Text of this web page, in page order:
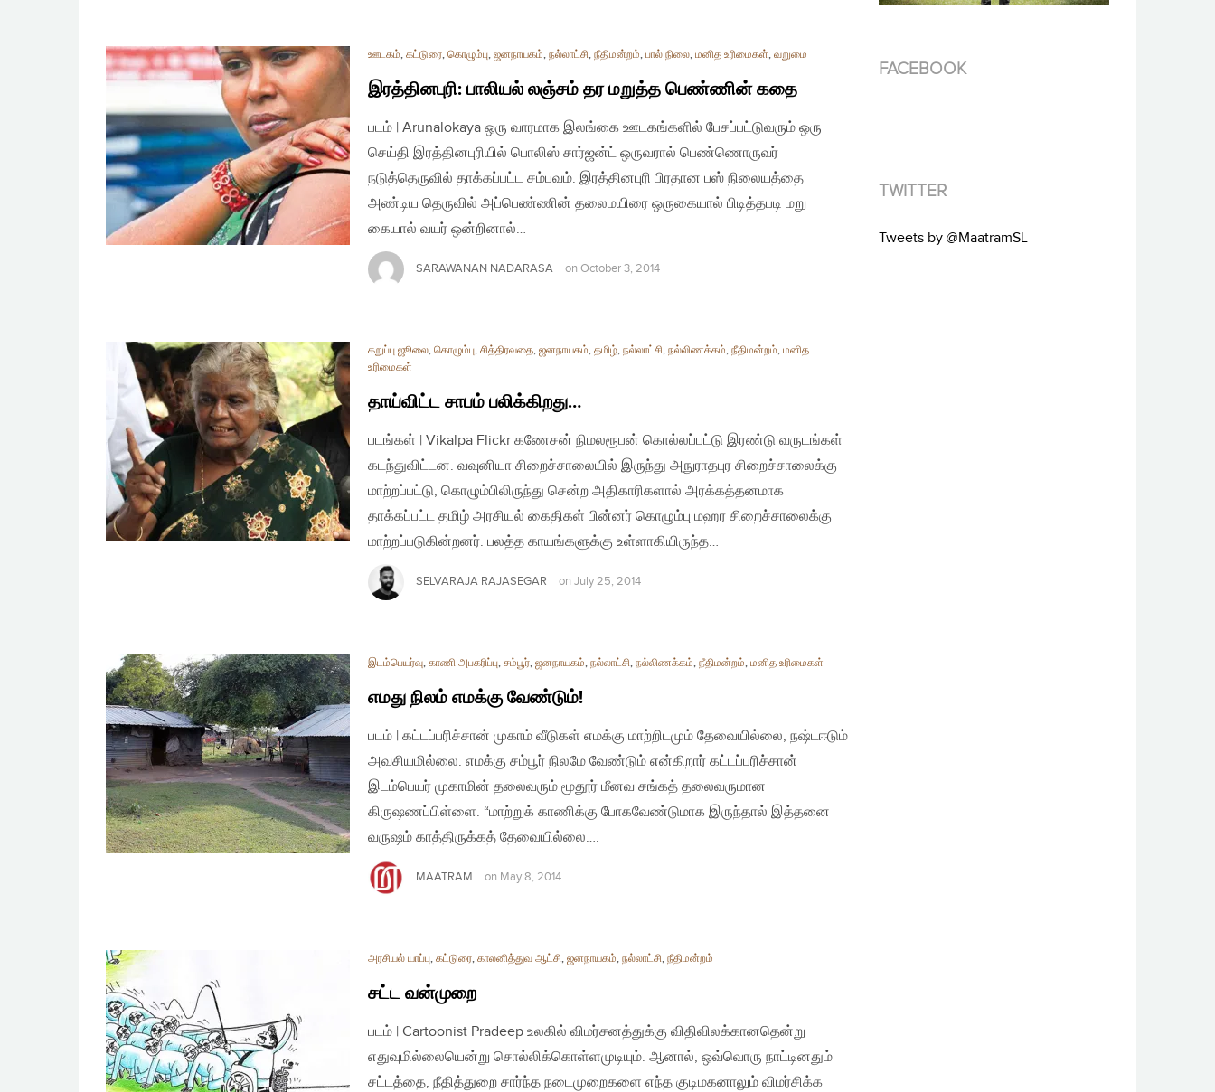
ஊடகம், கட்டுரை, கொழும்பு, ஜனநாயகம், நல்லாட்சி, நீதிமன்றம், பால் நிலை, மனித உரிமைகள், வறுமை
இரத்தினபுரி: பாலியல் லஞ்சம் தர மறுத்த பெண்ணின் கதை
படம் | Arunalokaya ஒரு வாரமாக இலங்கை ஊடகங்களில் பேசப்பட்டுவரும் ஒரு
செய்தி இரத்தினபுரியில் பொலிஸ் சார்ஜன்ட் ஒருவரால் பெண்ணொருவர்
நடுத்தெருவில் தாக்கப்பட்ட சம்பவம். இரத்தினபுரி பிரதான பஸ் நிலையத்தை
அண்டிய தெருவில் அப்பெண்ணின் தலைமயிரை ஒருகையால் பிடித்தபடி மறு
கையால் வயர் ஒன்றினால்…
SARAWANAN NADARASA on October 3, 2014
கறுப்பு ஜூலை, கொழும்பு, சித்திரவதை, ஜனநாயகம், தமிழ், நல்லாட்சி, நல்லிணக்கம், நீதிமன்றம், மனித
உரிமைகள்
தாய்விட்ட சாபம் பலிக்கிறது…
படங்கள் | Vikalpa Flickr கணேசன் நிமலரூபன் கொல்லப்பட்டு இரண்டு வருடங்கள்
கடந்துவிட்டன. வவுனியா சிறைச்சாலையில் இருந்து அநுராதபுர சிறைச்சாலைக்கு
மாற்றப்பட்டு, கொழும்பிலிருந்து சென்ற அதிகாரிகளால் அரக்கத்தனமாக
தாக்கப்பட்ட தமிழ் அரசியல் கைதிகள் பின்னர் கொழும்பு மஹர சிறைச்சாலைக்கு
மாற்றப்படுகின்றனர். பலத்த காயங்களுக்கு உள்ளாகியிருந்த…
SELVARAJA RAJASEGAR on July 25, 2014
இடம்பெயர்வு, காணி அபகரிப்பு, சம்பூர், ஜனநாயகம், நல்லாட்சி, நல்லிணக்கம், நீதிமன்றம், மனித உரிமைகள்
எமது நிலம் எமக்கு வேண்டும்!
படம் | கட்டப்பரிச்சான் முகாம் வீடுகள் எமக்கு மாற்றிடமும் தேவையில்லை, நஷ்டஈடும்
அவசியமில்லை. எமக்கு சம்பூர் நிலமே வேண்டும் என்கிறார் கட்டப்பரிச்சான்
இடம்பெயர் முகாமின் தலைவரும் மூதூர் மீனவ சங்கத் தலைவருமான
கிருஷணப்பிள்ளை. “மாற்றுக் காணிக்கு போகவேண்டுமாக இருந்தால் இத்தனை
வருஷம் காத்திருக்கத் தேவையில்லை….
MAATRAM on May 8, 2014
அரசியல் யாப்பு, கட்டுரை, காலனித்துவ ஆட்சி, ஜனநாயகம், நல்லாட்சி, நீதிமன்றம்
சட்ட வன்முறை
படம் | Cartoonist Pradeep உலகில் விமர்சனத்துக்கு விதிவிலக்கானதென்று
எதுவுமில்லையென்று சொல்லிக்கொள்ளமுடியும். ஆனால், ஒவ்வொரு நாட்டினதும்
சட்டத்தை, நீதித்துறை சார்ந்த நடைமுறைகளை எந்த குடிமகனாலும் விமர்சிக்க
FACEBOOK
TWITTER
Tweets by @MaatramSL